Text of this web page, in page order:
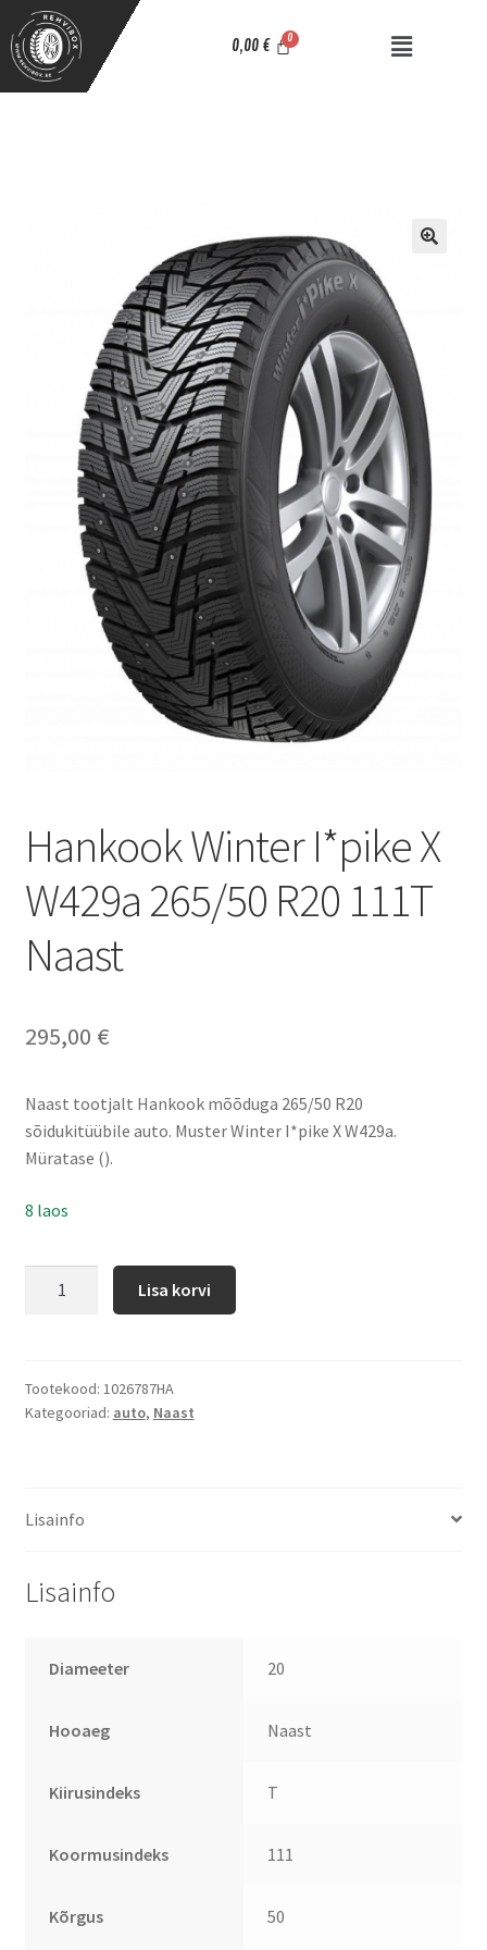
0,00 €
Hankook Winter I*pike X
W429a 265/50 R20 111T
Naast
295,00 €
Naast tootjalt Hankook mõõduga 265/50 R20
sõidukitüübile auto. Muster Winter I*pike X W429a.
Müratase ().
8 laos
Lisa korvi
Tootekood: 1026787HA
Kategooriad: auto, Naast
Lisainfo
Lisainfo
Diameeter 20
Hooaeg Naast
Kiirusindeks T
Koormusindeks 111
Kõrgus 50